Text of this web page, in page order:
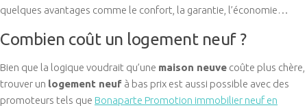
quelques avantages comme le confort, la garantie, l’économie…
Combien coût un logement neuf ?
Bien que la logique voudrait qu’une maison neuve coûte plus chère,
trouver un logement neuf à bas prix est aussi possible avec des
promoteurs tels que Bonaparte Promotion immobilier neuf en